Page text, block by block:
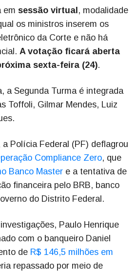
em sessão virtual , modalidade
os ministros inserem os
da Corte e não há
A votação ficará aberta
sexta-feira (24).
a Segunda Turma é integrada
Toffoli, Gilmar Mendes, Luiz
a Polícia Federal (PF) deflagrou
Compliance Zero, que
Banco Master e a tentativa de
financeira pelo BRB, banco
do Distrito Federal.
Paulo Henrique
com o banqueiro Daniel
de R$ 146,5 milhões em
repassado por meio de